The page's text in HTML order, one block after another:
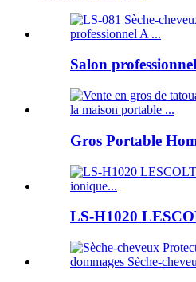
Salon
Gros Portable
LS-H1020